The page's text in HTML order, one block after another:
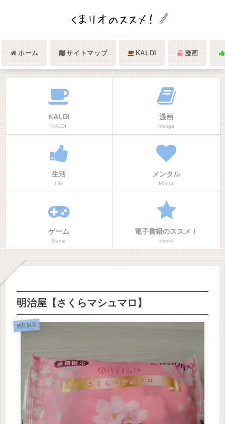
ホーム サイトマップ KALDI 漫画
KALDI
KALDI
漫画
manga
生活
Life
メンタル
Mental
ゲーム
Game
電子書籍のススメ！
ebook
明治屋【さくらマシュマロ】
他社製品